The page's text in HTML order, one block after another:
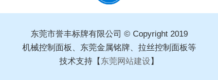
东莞市誉丰标牌有限公司 © Copyright 2019
机械控制面板、东莞金属铭牌、拉丝控制面板等
技术支持【 东莞网站建设 】